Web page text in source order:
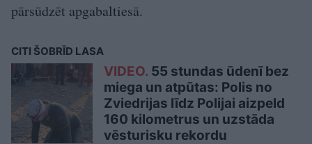
pārsūdzēt apgabaltiesā.
CITI ŠOBRĪD LASA
VIDEO. 55 stundas ūdenī bez
miega un atpūtas: Polis no
Zviedrijas līdz Polijai aizpeld
160 kilometrus un uzstāda
vēsturisku rekordu